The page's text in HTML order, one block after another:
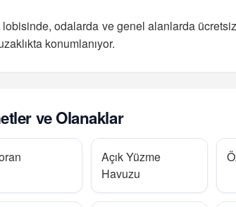
odalarda ve genel alanlarda
konumlanıyor.
ve Olanaklar
Açık Yüzme
Havuzu